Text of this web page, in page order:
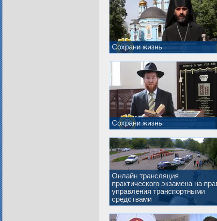
Сохрани жизнь
Сохрани жизнь
Онлайн трансляция
практического экзамена на
управления транспортными
средствами